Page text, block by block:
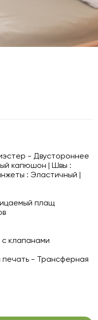
- Двустороннее
капюшон | Швы :
: Эластичный |
плащ
клапанами
- Трансферная